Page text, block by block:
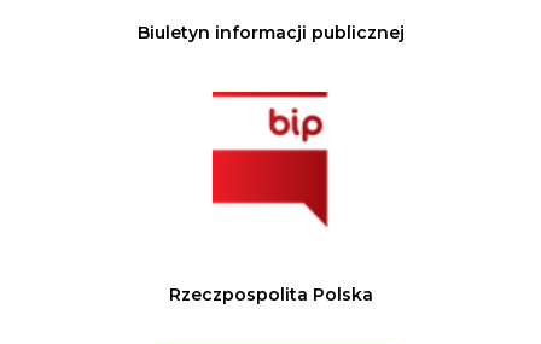
Biuletyn informacji publicznej
Rzeczpospolita Polska